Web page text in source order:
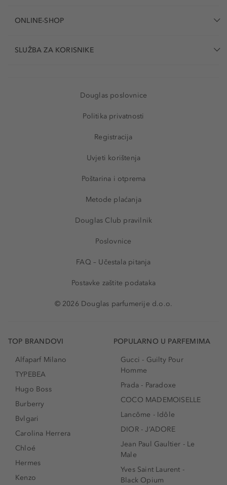
ONLINE-SHOP
SLUŽBA ZA KORISNIKE
Douglas poslovnice
Politika privatnosti
Registracija
Uvjeti korištenja
Poštarina i otprema
Metode plaćanja
Douglas Club pravilnik
Poslovnice
FAQ – Učestala pitanja
Postavke zaštite podataka
© 2026 Douglas parfumerije d.o.o.
TOP BRANDOVI
Alfaparf Milano
TYPEBEA
Hugo Boss
Burberry
Bvlgari
Carolina Herrera
Chloé
Hermes
Kenzo
POPULARNO U PARFEMIMA
Gucci - Guilty Pour
Homme
Prada - Paradoxe
COCO MADEMOISELLE
Lancôme - Idôle
DIOR - J’ADORE
Jean Paul Gaultier - Le
Male
Yves Saint Laurent -
Black Opium